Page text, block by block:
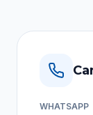
WHATSAPP